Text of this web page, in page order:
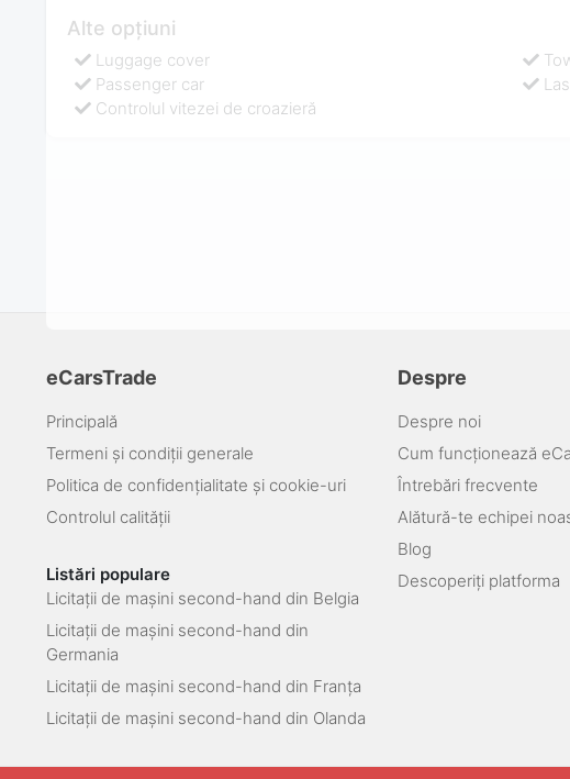
Alte opțiuni
Luggage cover
Passenger car
Controlul vitezei de croazieră
eCarsTrade
Principală
Termeni și condiții generale
Politica de confidențialitate și cookie-uri
Controlul calității
Listări populare
Licitații de mașini second-hand din Belgia
Licitații de mașini second-hand din
Germania
Licitații de mașini second-hand din Franța
Licitații de mașini second-hand din Olanda
Despre
Despre noi
Cum funcționează
Întrebări frecvente
Alătură-te echipei
Blog
Descoperiți platforma